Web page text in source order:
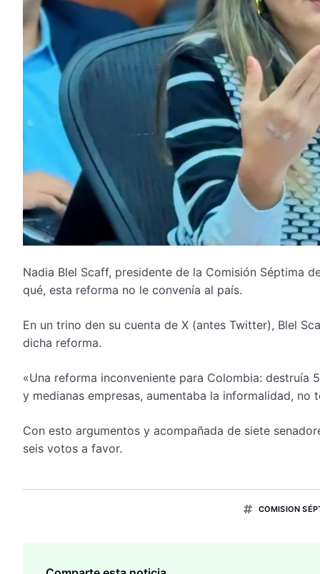
Nadia Blel Scaff, presidente de la Comisión Séptima
qué, esta reforma no le convenía al país.
En un trino den su cuenta de X (antes Twitter), Blel
dicha reforma.
«Una reforma inconveniente para Colombia: destruía
y medianas empresas, aumentaba la informalidad,
Con esto argumentos y acompañada de siete
seis votos a favor.
COMISION